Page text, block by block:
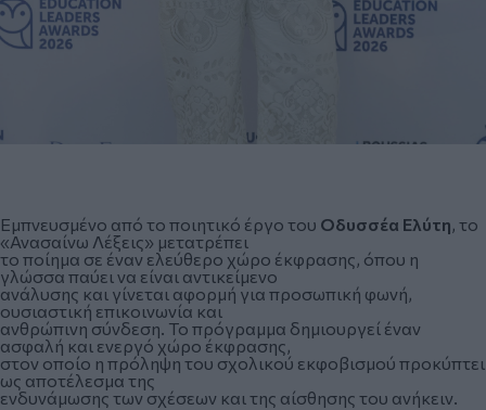
Εμπνευσμένο από το ποιητικό έργο του Οδυσσέα Ελύτη, το
«Ανασαίνω Λέξεις» μετατρέπει
το ποίημα σε έναν ελεύθερο χώρο έκφρασης, όπου η
γλώσσα παύει να είναι αντικείμενο
ανάλυσης και γίνεται αφορμή για προσωπική φωνή,
ουσιαστική επικοινωνία και
ανθρώπινη σύνδεση. Το πρόγραμμα δημιουργεί έναν
ασφαλή και ενεργό χώρο έκφρασης,
στον οποίο η πρόληψη του σχολικού εκφοβισμού προκύπτει
ως αποτέλεσμα της
ενδυνάμωσης των σχέσεων και της αίσθησης του ανήκειν.